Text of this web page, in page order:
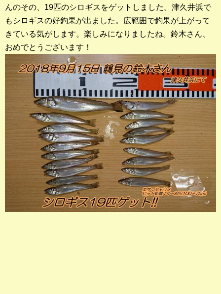
んのその、19匹のシロギスをゲットしました。津久井浜で
もシロギスの好釣果が出ました。広範囲で釣果が上がって
きている気がします。楽しみになりましたね。鈴木さん、
おめでとうございます！
クロダイ部門
メジナ部門
シロギス部門
過去の釣果ランキング
ブログ・釣行記
スタッフブログ
店長釣行記
スタッフ釣行記
釣果投稿フォーム
お問い合わせ